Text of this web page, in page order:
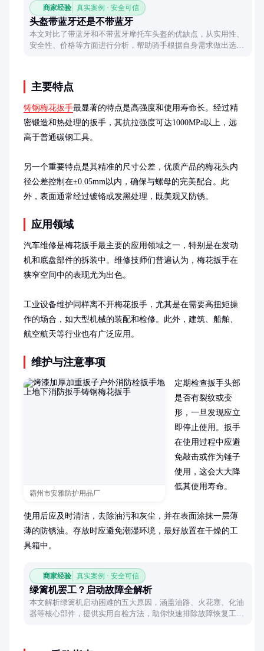
商家经验 真实案例 · 安全可信
头盔带蓝牙还是不带蓝牙
本文对比了带蓝牙和不带蓝牙摩托车头盔的优缺点，从实用性、
安全性、价格等方面进行分析，帮助骑手根据自身需求做出选
主要特点
铸钢梅花扳手最显著的特点是高强度和使用寿命长。经过精
密锻造和热处理的扳手，其抗拉强度可达1000MPa以上，远
高于普通碳钢工具。
另一个重要特点是其精准的尺寸公差，优质产品的梅花头内
径公差控制在±0.05mm以内，确保与螺母的完美配合。此
外，表面通常经过镀铬或发黑处理，既美观又防锈。
应用领域
汽车维修是梅花扳手最主要的应用领域之一，特别是在发动
机和底盘部件的拆装中。维修技师们普遍认为，梅花扳手在
狭窄空间中的表现尤为出色。
工业设备维护同样离不开梅花扳手，尤其是在需要高扭矩操
作的场合，如大型机械的装配和检修。此外，建筑、船舶、
航空航天等行业也有广泛应用。
维护与注意事项
霸州市安雅防护用品厂
定期检查扳手头部
是否有裂纹或变
形，一旦发现应立
即停止使用。扳手
在使用过程中应避
免敲击或作为锤子
使用，这会大大降
低其使用寿命。
使用后应及时清洁，去除油污和灰尘，并在表面涂抹一层薄
薄的防锈油。存放时应避免潮湿环境，最好放置在干燥的工
具箱中。
商家经验 真实案例 · 安全可信
绿篱机罢工？启动故障全解析
本文解析绿篱机启动困难的五大原因，涵盖油路、火花塞、化油
器等核心部件，提供实用自检方法，助你快速排除故障恢复工